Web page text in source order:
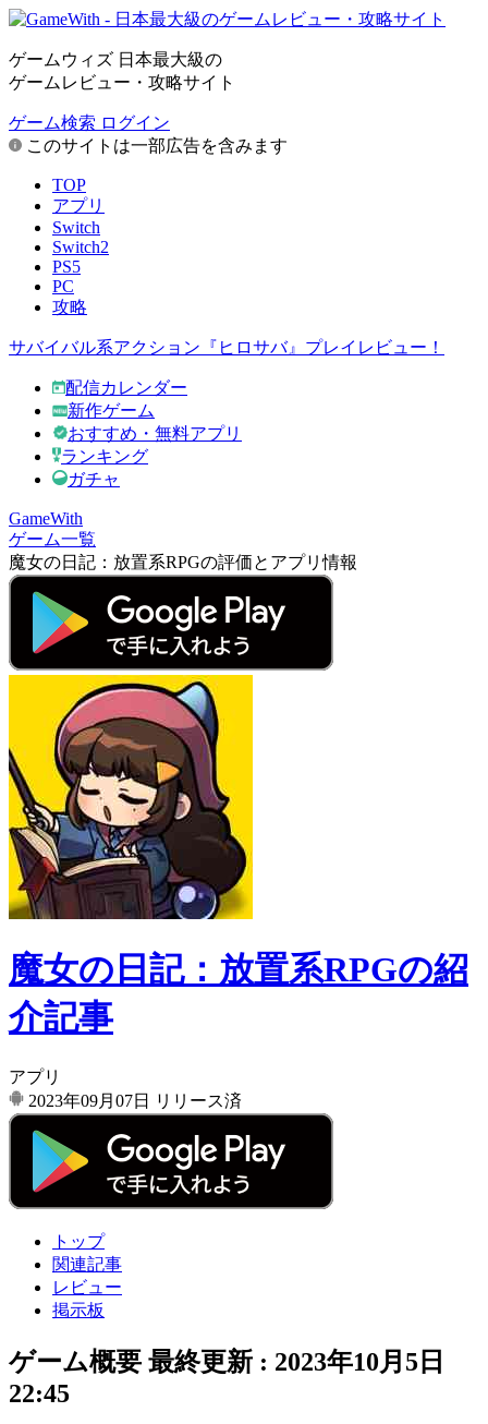
ゲームウィズ 日本最大級の
ゲームレビュー・攻略サイト
ゲーム検索 ログイン
このサイトは一部広告を含みます
TOP
アプリ
Switch
Switch2
PS5
PC
攻略
サバイバル系アクション『ヒロサバ』プレイレビュー！
配信カレンダー
新作ゲーム
おすすめ・無料アプリ
ランキング
ガチャ
GameWith
ゲーム一覧
魔女の日記：放置系RPGの評価とアプリ情報
魔女の日記：放置系RPGの紹
介記事
アプリ
2023年09月07日
リリース済
トップ
関連記事
レビュー
掲示板
ゲーム概要 最終更新 : 2023年10月5日
22:45